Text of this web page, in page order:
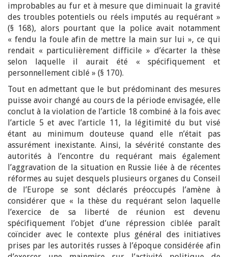
improbables au fur et à mesure que diminuait la gravité
des troubles potentiels ou réels imputés au requérant »
(§ 168), alors pourtant que la police avait notamment
« fendu la foule afin de mettre la main sur lui », ce qui
rendait « particulièrement difficile » d’écarter la thèse
selon laquelle il aurait été « spécifiquement et
personnellement ciblé » (§ 170).
Tout en admettant que le but prédominant des mesures
puisse avoir changé au cours de la période envisagée, elle
conclut à la violation de l’article 18 combiné à la fois avec
l’article 5 et avec l’article 11, la légitimité du but visé
étant au minimum douteuse quand elle n’était pas
assurément inexistante. Ainsi, la sévérité constante des
autorités à l’encontre du requérant mais également
l’aggravation de la situation en Russie liée à de récentes
réformes au sujet desquels plusieurs organes du Conseil
de l’Europe se sont déclarés préoccupés l’amène à
considérer que « la thèse du requérant selon laquelle
l’exercice de sa liberté de réunion est devenu
spécifiquement l’objet d’une répression ciblée paraît
coïncider avec le contexte plus général des initiatives
prises par les autorités russes à l’époque considérée afin